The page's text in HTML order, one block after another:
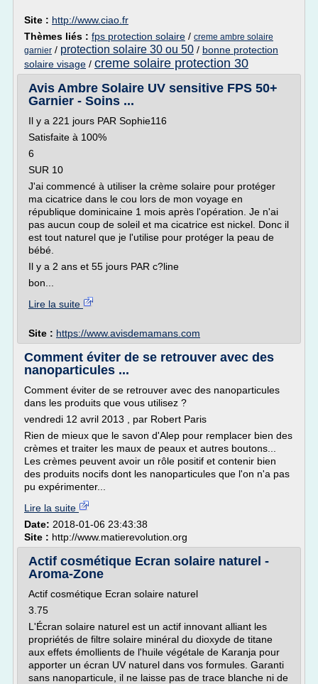
Site : http://www.ciao.fr
Thèmes liés : fps protection solaire / creme ambre solaire
garnier / protection solaire 30 ou 50 / bonne protection
solaire visage / creme solaire protection 30
Avis Ambre Solaire UV sensitive FPS 50+
Garnier - Soins ...
Il y a 221 jours PAR Sophie116
Satisfaite à 100%
6
SUR 10
J'ai commencé à utiliser la crème solaire pour protéger
ma cicatrice dans le cou lors de mon voyage en
république dominicaine 1 mois après l'opération. Je n'ai
pas aucun coup de soleil et ma cicatrice est nickel. Donc il
est tout naturel que je l'utilise pour protéger la peau de
bébé.
Il y a 2 ans et 55 jours PAR c?line
bon...
Lire la suite
Site : https://www.avisdemamans.com
Comment éviter de se retrouver avec des
nanoparticules ...
Comment éviter de se retrouver avec des nanoparticules
dans les produits que vous utilisez ?
vendredi 12 avril 2013 , par Robert Paris
Rien de mieux que le savon d'Alep pour remplacer bien des
crèmes et traiter les maux de peaux et autres boutons...
Les crèmes peuvent avoir un rôle positif et contenir bien
des produits nocifs dont les nanoparticules que l'on n'a pas
pu expérimenter...
Lire la suite
Date: 2018-01-06 23:43:38
Site : http://www.matierevolution.org
Actif cosmétique Ecran solaire naturel -
Aroma-Zone
Actif cosmétique Ecran solaire naturel
3.75
L'Écran solaire naturel est un actif innovant alliant les
propriétés de filtre solaire minéral du dioxyde de titane
aux effets émollients de l'huile végétale de Karanja pour
apporter un écran UV naturel dans vos formules. Garanti
sans nanoparticule, il ne laisse pas de trace blanche ni de